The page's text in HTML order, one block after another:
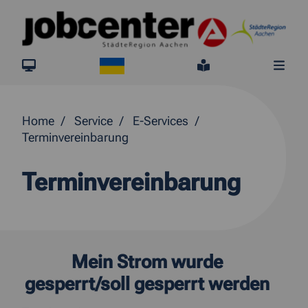
Springe direkt zum Inhalt
jobcenter.digital
Leichte
Home Service
E-Services
Terminvereinbarung
Terminvereinbarung
Mein Strom wurde
gesperrt/soll gesperrt werden